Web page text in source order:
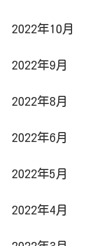
2022年10月
2022年9月
2022年8月
2022年6月
2022年5月
2022年4月